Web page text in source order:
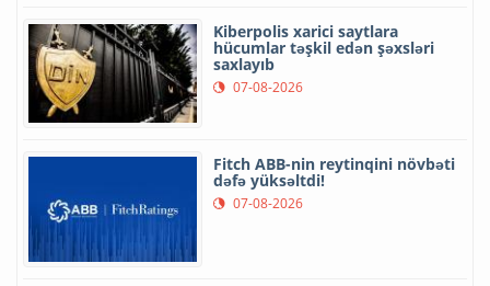
Kiberpolis xarici saytlara
hücumlar təşkil edən şəxsləri
saxlayıb
07-08-2026
Fitch ABB-nin reytinqini növbəti
dəfə yüksəltdi!
07-08-2026